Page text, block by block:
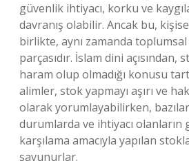
güvenlik ihtiyacı, korku ve
davranış olabilir. Ancak bu,
birlikte, aynı zamanda
parçasıdır. İslam dini açısından,
haram olup olmadığı konusu
alimler, stok yapmayı aşırı ve
olarak yorumlayabilirken,
durumlarda ve ihtiyacı
karşılama amacıyla yapılan
savunurlar.